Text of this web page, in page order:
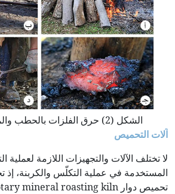
الشكل (2) حرق الفلزات بالحطب والمستخلص الناتج.
آلات التحميص
لا تختلف الآلات والتجهيزات اللازمة
المستخدمة في عملية التكلّس والكربنة،